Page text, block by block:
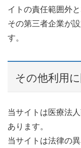
イトの責任範囲外と
その第三者企業が
す。
その他利用
当サイトは医療法
あります。
当サイトは法律の